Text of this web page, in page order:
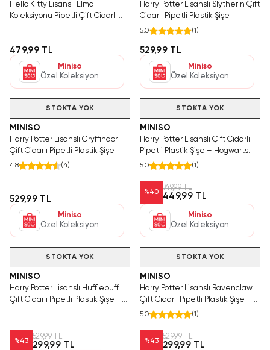
Hello Kitty Lisanslı Elma
Koleksiyonu Pipetli Çift Cidarlı
479,99 TL
Miniso
Özel Koleksiyon
Harry Potter Lisanslı Slytherin Çift
Cidarlı Pipetli Plastik Şişe
5.0 (1 )
529,99 TL
Miniso
Özel Koleksiyon
STOKTA YOK
MINISO
Harry Potter Lisanslı Gryffindor
Çift Cidarlı Pipetli Plastik Şişe
4.8 (4)
529,99 TL
Miniso
Özel Koleksiyon
STOKTA YOK
MINISO
Harry Potter Lisanslı Çift Cidarlı
Pipetli Plastik Şişe – Hogwarts
Armalı Sızdırmaz Matara 285 gr
5.0 (1 )
%40
749,99 TL
449,99 TL
Miniso
Özel Koleksiyon
STOKTA YOK
MINISO
Harry Potter Lisanslı Hufflepuff
Çift Cidarlı Pipetli Plastik Şişe –
%43
529,99 TL
299,99 TL
STOKTA YOK
MINISO
Harry Potter Lisanslı Ravenclaw
Çift Cidarlı Pipetli Plastik Şişe –
Sızdırmaz Kapaklı Matara 285 gr
5.0 (1 )
%43
529,99 TL
299,99 TL